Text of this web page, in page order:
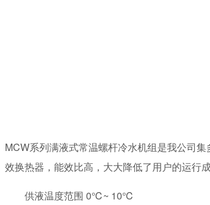
MCW系列满液式常温螺杆冷水机组是我公司
效换热器，能效比高，大大降低了用户的运行
供液温度范围 0℃~ 10℃